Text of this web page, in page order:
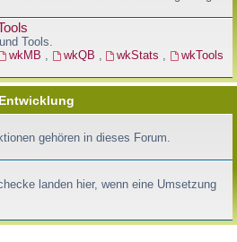
Tools.
wkMB , wkQB , wkStats ,
wkTools
Entwicklung
gehören in dieses Forum.
landen hier, wenn eine Umsetzung